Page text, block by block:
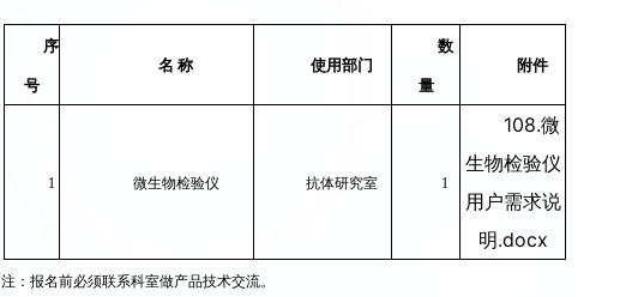
序
号
名 称 使用部门
数
量
附件
1 微生物检验仪 抗体研究室 1
108.微
生物检验仪
用户需求说
明.docx
注：报名前必须联系科室做产品技术交流。